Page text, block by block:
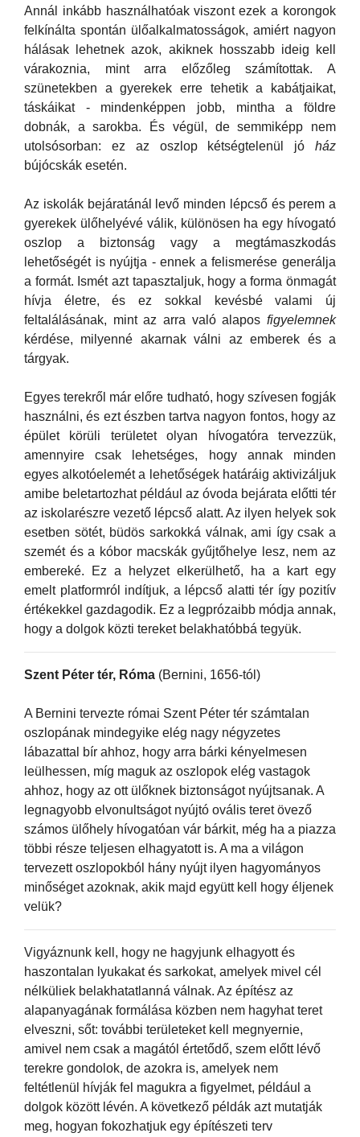
Annál inkább használhatóak viszont ezek a korongok
felkínálta spontán ülőalkalmatosságok, amiért nagyon
hálásak lehetnek azok, akiknek hosszabb ideig kell
várakoznia, mint arra előzőleg számítottak. A
szünetekben a gyerekek erre tehetik a kabátjaikat,
táskáikat - mindenképpen jobb, mintha a földre
dobnák, a sarokba. És végül, de semmiképp nem
utolsósorban: ez az oszlop kétségtelenül jó ház
bújócskák esetén.
Az iskolák bejáratánál levő minden lépcső és perem a
gyerekek ülőhelyévé válik, különösen ha egy hívogató
oszlop a biztonság vagy a megtámaszkodás
lehetőségét is nyújtja - ennek a felismerése generálja
a formát. Ismét azt tapasztaljuk, hogy a forma önmagát
hívja életre, és ez sokkal kevésbé valami új
feltalálásának, mint az arra való alapos figyelemnek
kérdése, milyenné akarnak válni az emberek és a
tárgyak.
Egyes terekről már előre tudható, hogy szívesen fogják
használni, és ezt észben tartva nagyon fontos, hogy az
épület körüli területet olyan hívogatóra tervezzük,
amennyire csak lehetséges, hogy annak minden
egyes alkotóelemét a lehetőségek határáig aktivizáljuk
amibe beletartozhat például az óvoda bejárata előtti tér
az iskolarészre vezető lépcső alatt. Az ilyen helyek sok
esetben sötét, büdös sarkokká válnak, ami így csak a
szemét és a kóbor macskák gyűjtőhelye lesz, nem az
embereké. Ez a helyzet elkerülhető, ha a kart egy
emelt platformról indítjuk, a lépcső alatti tér így pozitív
értékekkel gazdagodik. Ez a legprózaibb módja annak,
hogy a dolgok közti tereket belakhatóbbá tegyük.
Szent Péter tér, Róma (Bernini, 1656-tól)
A Bernini tervezte római Szent Péter tér számtalan
oszlopának mindegyike elég nagy négyzetes
lábazattal bír ahhoz, hogy arra bárki kényelmesen
leülhessen, míg maguk az oszlopok elég vastagok
ahhoz, hogy az ott ülőknek biztonságot nyújtsanak. A
legnagyobb elvonultságot nyújtó ovális teret övező
számos ülőhely hívogatóan vár bárkit, még ha a piazza
többi része teljesen elhagyatott is. A ma a világon
tervezett oszlopokból hány nyújt ilyen hagyományos
minőséget azoknak, akik majd együtt kell hogy éljenek
velük?
Vigyáznunk kell, hogy ne hagyjunk elhagyott és
haszontalan lyukakat és sarkokat, amelyek mivel cél
nélküliek belakhatatlanná válnak. Az építész az
alapanyagának formálása közben nem hagyhat teret
elveszni, sőt: további területeket kell megnyernie,
amivel nem csak a magától értetődő, szem előtt lévő
terekre gondolok, de azokra is, amelyek nem
feltétlenül hívják fel magukra a figyelmet, például a
dolgok között lévén. A következő példák azt mutatják
meg, hogyan fokozhatjuk egy építészeti terv